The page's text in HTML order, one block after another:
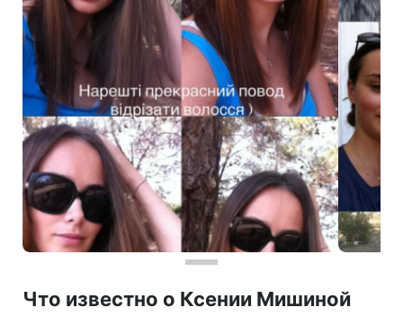
Что известно о Ксении Мишиной